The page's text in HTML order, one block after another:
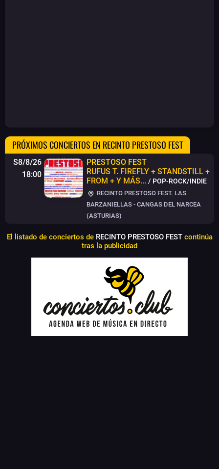
PRÓXIMOS CONCIERTOS EN RECINTO PRESTOSO FEST
S8/8/26
18:00
PRESTOSO FEST
RUFUS T. FIREFLY + STANDSTILL +
FROM + Y MÁS... / POP-ROCK/INDIE
RECINTO PRESTOSO FEST. LAS
BARZANIELLAS - CANGAS DEL NARCEA
(ASTURIAS)
El listado de conciertos de RECINTO PRESTOSO FESTcontinúa
tras la publicidad